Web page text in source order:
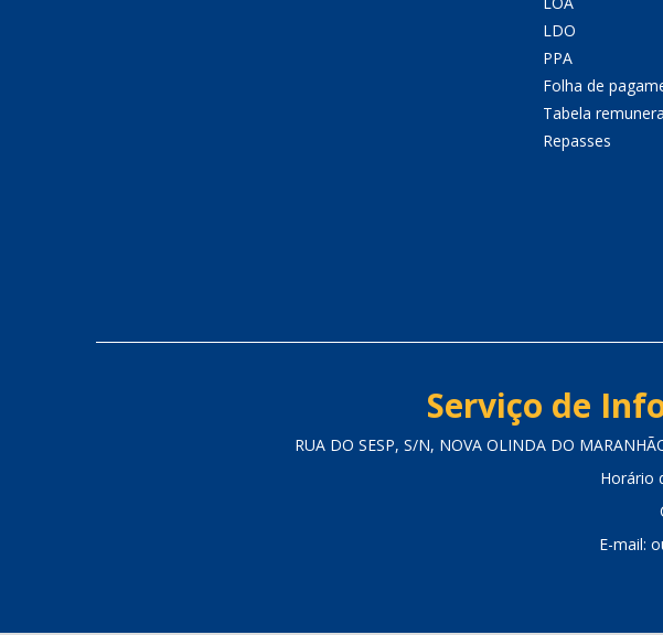
LDO
PPA
Folha de
Tabela
Repasses
Serviço de
RUA DO SESP, S/N, NOVA OLINDA DO
Horário
E-mail: